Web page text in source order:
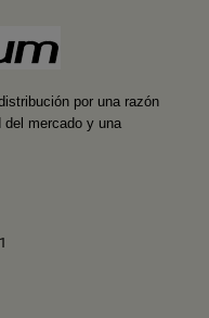
por una razón
mercado y una